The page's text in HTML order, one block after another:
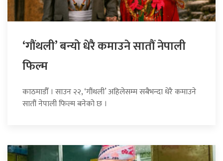
‘गौंथली’ बन्यो धेरै कमाउने सातौं नेपाली
फिल्म
काठमाडौँ । साउन २२, ‘गौंथली’ अहिलेसम्म सबैभन्दा धेरै कमाउने
सातौं नेपाली फिल्म बनेको छ ।